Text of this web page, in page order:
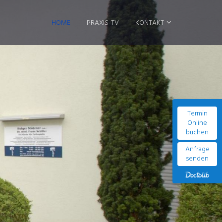
HOME PRAXIS-TV KONTAKT
Termin
Online
buchen
Anfrage
senden